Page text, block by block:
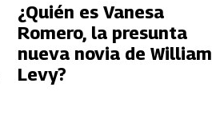
¿Quién es Vanesa
Romero, la presunta
nueva novia de William
Levy?